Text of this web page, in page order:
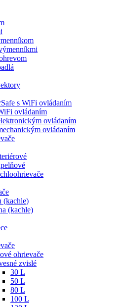
s WiFi ovládaním
ovládaním
ovládaním
ovládaním
(kachle)
(kachle)
ohrievače
zvislé
30 L
50 L
80 L
100 L